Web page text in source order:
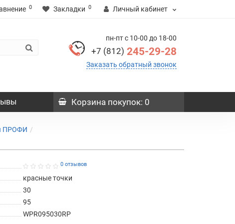
0 Закладки 0 Личный кабинет
пн-пт с 10-00 до 18-00
+7 (812) 245-29-28
Заказать обратный звонок
Корзина покупок: 0
ПРОФИ
0 отзывов
красные точки
30
95
WPR095030RP